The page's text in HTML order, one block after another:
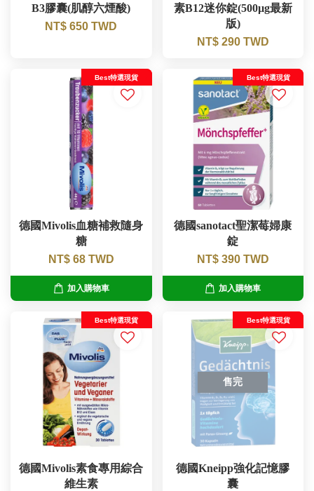
B3膠囊(肌醇六煙酸)
NT$ 650 TWD
素B12迷你錠(500µg最新
版)
NT$ 290 TWD
Best特選現貨
德國Mivolis血糖補救隨身
糖
NT$ 68 TWD
加入購物車
Best特選現貨
德國sanotact聖潔莓婦康
錠
NT$ 390 TWD
加入購物車
Best特選現貨
德國Mivolis素食專用綜合
維生素
售完
Best特選現貨
德國Kneipp強化記憶膠
囊